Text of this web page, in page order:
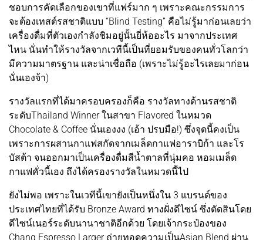
ชอบการคัดเลือกของเขาที่แฟร์มาก ๆ เพราะคณะกรรมการ
จะต้องเทสต์รสชาติแบบ “Blind Testing” คือไม่รู้มาก่อนเลยว่า
เครื่องดื่มที่ตัวเองกำลังชิมอยู่นั้นยี่ห้ออะไร มาจากประเทศ
ไหน นั่นทำให้รางวัลจากเวทีนี้เป็นที่ยอมรับของคนทั่วโลกว่า
มีความมาตรฐาน และน่าเชื่อถือ (เพราะไม่รู้อะไรเลยมาก่อน
นั่นเองจ้า)
รางวัลแรกที่ได้มาครอบครองก็คือ รางวัลทางด้านรสชาติ
ระดับThailand Winner ในสาขา Flavored ในหมวด
Chocolate & Coffee นั่นเองงง (เอ้า ปรบมือ!) ซึ่งจุดนี้คงเป็น
เพราะการผสานกาแฟสกัดจากเมล็ดกาแฟอาราบิก้า และโร
บัสต้า จนออกมาเป็นเครื่องดื่มสีน้ำตาลที่นุ่มคอ หอมเมล็ด
กาแฟคั่วนี้เอง ถึงได้ครองรางวัลในหมวดนี้ไป
ยังไม่พอ เพราะในเวทีนี้เขายังเป็นหนึ่งใน 3 แบรนด์ของ
ประเทศไทยที่ได้รับ Bronze Award ทางฝั่งดีไซน์ ซึ่งตัดสินโดย
ดีไซน์เนอร์ระดับนานาชาติอีกด้วย โดยเจ้ากระป๋องของ
Chang Espresso Larger ถ่ายทอดความเป็นAsian Blend ผ่าน